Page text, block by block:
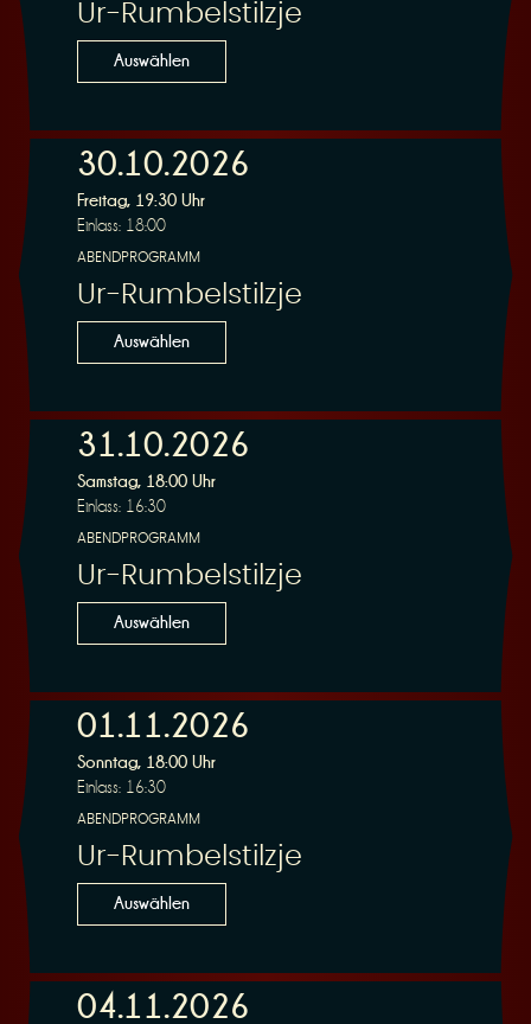
Ur-Rumbelstilzje
Auswählen
30.10.2026
Freitag, 19:30 Uhr
Einlass: 18:00
ABENDPROGRAMM
Ur-Rumbelstilzje
Auswählen
31.10.2026
Samstag, 18:00 Uhr
Einlass: 16:30
ABENDPROGRAMM
Ur-Rumbelstilzje
Auswählen
01.11.2026
Sonntag, 18:00 Uhr
Einlass: 16:30
ABENDPROGRAMM
Ur-Rumbelstilzje
Auswählen
04.11.2026